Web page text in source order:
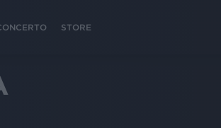
STORE